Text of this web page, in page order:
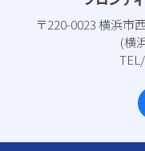
〒220-0023 横浜市
(横